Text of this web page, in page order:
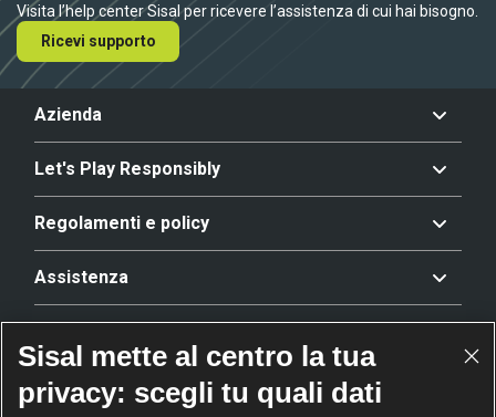
Visita l’help center Sisal per ricevere l’assistenza di cui hai bisogno.
Ricevi supporto
Azienda
Let's Play Responsibly
Regolamenti e policy
Assistenza
Riconoscimenti
Sisal mette al centro la tua
privacy: scegli tu quali dati